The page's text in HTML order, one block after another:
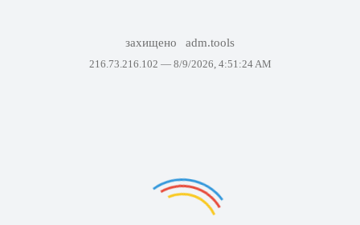
захищено adm.tools
216.73.216.102 — 8/9/2026, 4:51:24 AM